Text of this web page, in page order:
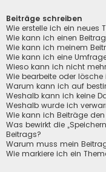
Beiträge schreiben
Wie erstelle ich ein neues
Wie kann ich einen
Wie kann ich meinem
Wie kann ich eine
Wieso kann ich nicht
Wie bearbeite oder
Warum kann ich auf
Weshalb kann ich keine
Weshalb wurde ich
Wie kann ich Beiträge
Was bewirkt die
Beitrags?
Warum muss mein
Wie markiere ich ein